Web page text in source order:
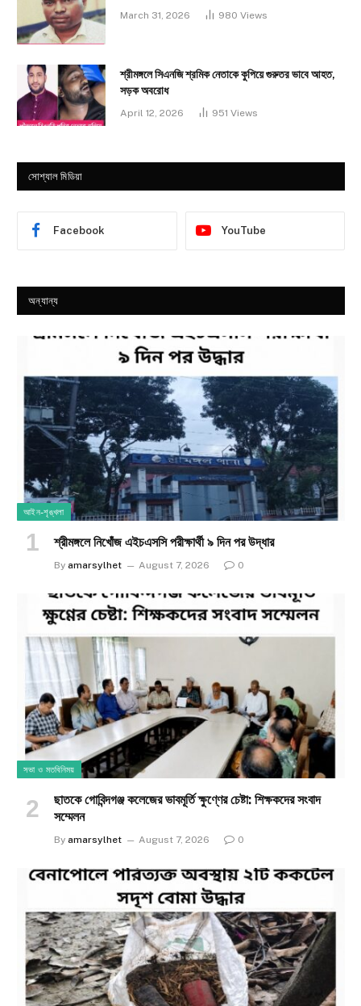
March 31, 2026 980 Views
শ্রীমঙ্গলে সিএনজি শ্রমিক নেতাকে কুপিয়ে গুরুতর ভাবে আহত,
সড়ক অবরোধ
April 12, 2026 951 Views
সোশ্যাল মিডিয়া
Facebook YouTube
অন্যান্য
আইন-শৃঙ্খলা
শ্রীমঙ্গলে নিখোঁজ এইচএসসি পরীক্ষার্থী ৯ দিন পর উদ্ধার
By amarsylhet August 7, 2026 0
সভা ও মতবিনিময়
ছাতকে গোবিন্দগঞ্জ কলেজের ভাবমূর্তি ক্ষুণ্ণের চেষ্টা: শিক্ষকদের সংবাদ
সম্মেলন
By amarsylhet August 7, 2026 0